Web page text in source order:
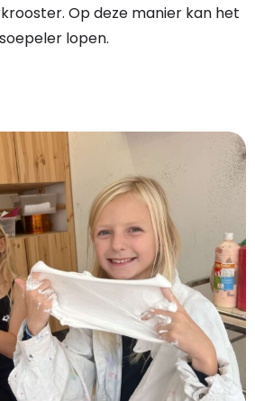
Op deze manier kan het
lopen.